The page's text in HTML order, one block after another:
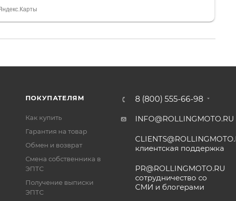
отдельное, всегда на связи, очень детально всё
ПОКУПАТЕЛЯМ
Как купить
Гарантия на товар
Обмен и возврат
Смена собственника в
ЭПТС
Получение выписки
ЭПТС
8 (800) 555-66-98
INFO@ROLLINGMOTO.RU
клиентская поддержка
PR@ROLLINGMOTO.RU
сотрудничество со
СМИ и блогерами